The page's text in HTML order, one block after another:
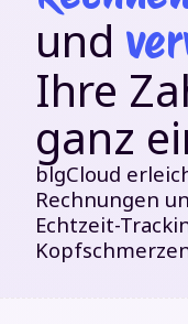
und
Ihre
ganz
blgCloud
Rechnungen
Echtzeit-